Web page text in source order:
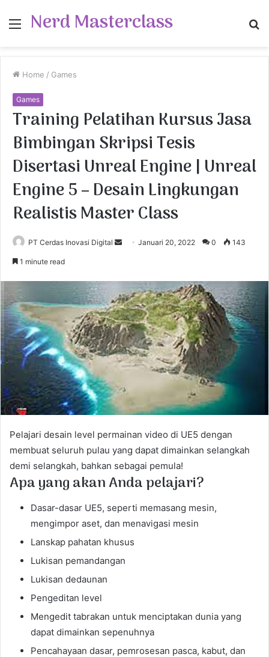
Menu
Nerd Masterclass
Home / Games
Games
Training Pelatihan Kursus Jasa
Bimbingan Skripsi Tesis
Disertasi Unreal Engine | Unreal
Engine 5 – Desain Lingkungan
Realistis Master Class
PT Cerdas Inovasi Digital
a
n
e
m
a
l
Januari 20, 2022 0 143
1 minute read
Pelajari desain level permainan video di UE5 dengan
membuat seluruh pulau yang dapat dimainkan selangkah
demi selangkah, bahkan sebagai pemula!
Apa yang akan Anda pelajari?
Dasar-dasar UE5, seperti memasang mesin,
mengimpor aset, dan menavigasi mesin
Lanskap pahatan khusus
Lukisan pemandangan
Lukisan dedaunan
Pengeditan level
Mengedit tabrakan untuk menciptakan dunia yang
dapat dimainkan sepenuhnya
Pencahayaan dasar, pemrosesan pasca, kabut, dan